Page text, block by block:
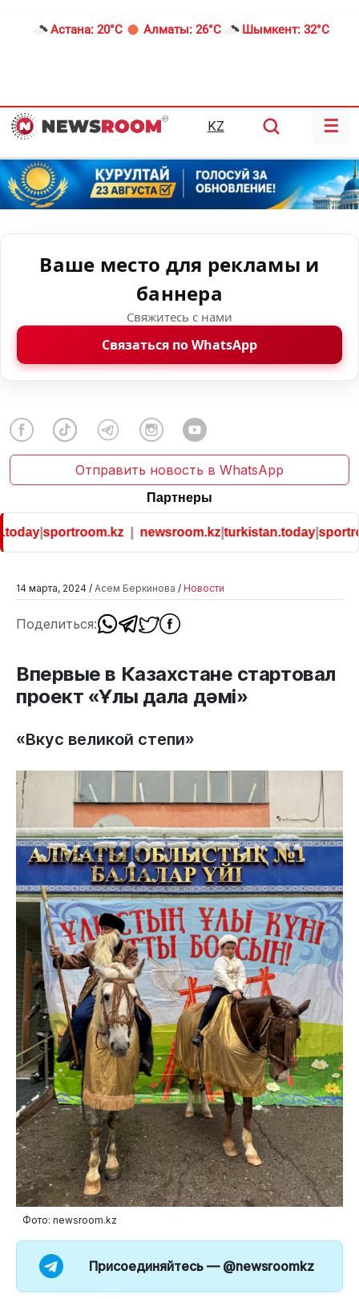
Астана: 20°C Алматы: 26°C Шымкент: 32°C
KZ ☰
Ваше место для рекламы и
баннера
Свяжитесь с нами
Связаться по WhatsApp
Отправить новость в WhatsApp
Партнеры
|sportroom.kz|newsroom.kz|turkistan.today|
14 марта, 2024 / Асем Беркинова / Новости
Поделиться:
Впервые в Казахстане стартовал
проект «Ұлы дала дәмі»
«Вкус великой степи»
Фото: newsroom.kz
Присоединяйтесь — @newsroomkz